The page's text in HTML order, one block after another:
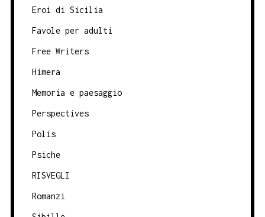
Eroi di Sicilia
Favole per adulti
Free Writers
Himera
Memoria e paesaggio
Perspectives
Polis
Psiche
RISVEGLI
Romanzi